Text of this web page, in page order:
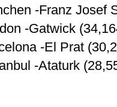
-Franz Josef
-Gatwick
-El Prat
-Ataturk